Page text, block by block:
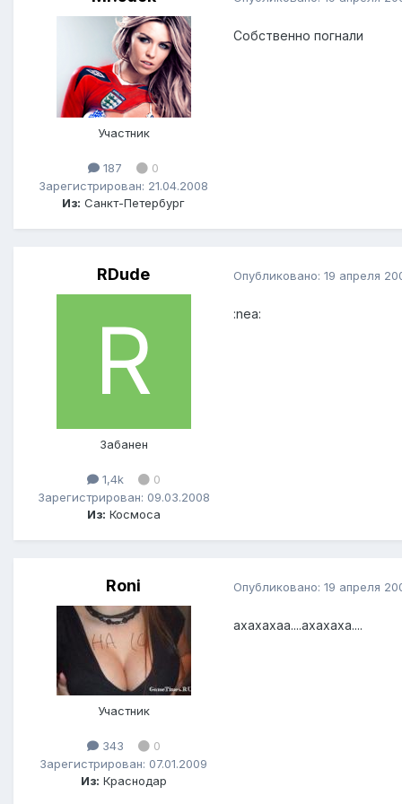
Участник
187
0
Зарегистрирован: 21.04.2008
Из: Санкт-Петербург
Собственно погнали
RDude
Забанен
1,4k
0
Зарегистрирован: 09.03.2008
Из: Космоса
Опубликовано: 19 апреля
:nea:
Roni
Участник
343
0
Зарегистрирован: 07.01.2009
Из: Краснодар
Опубликовано: 19 апреля
ахахахаа....ахахаха....